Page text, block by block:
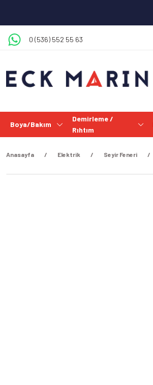
0 (536) 552 55 63
Boya/Bakım
Demirleme /
Rıhtım
Anasayfa Elektrik Seyir Feneri